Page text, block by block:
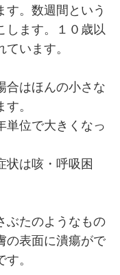
す。数週間という
します。１０歳以
います。
合はほんの小さな
。
単位で大きくなっ
状は咳・呼吸困
ぶたのようなもの
の表面に潰瘍がで
。